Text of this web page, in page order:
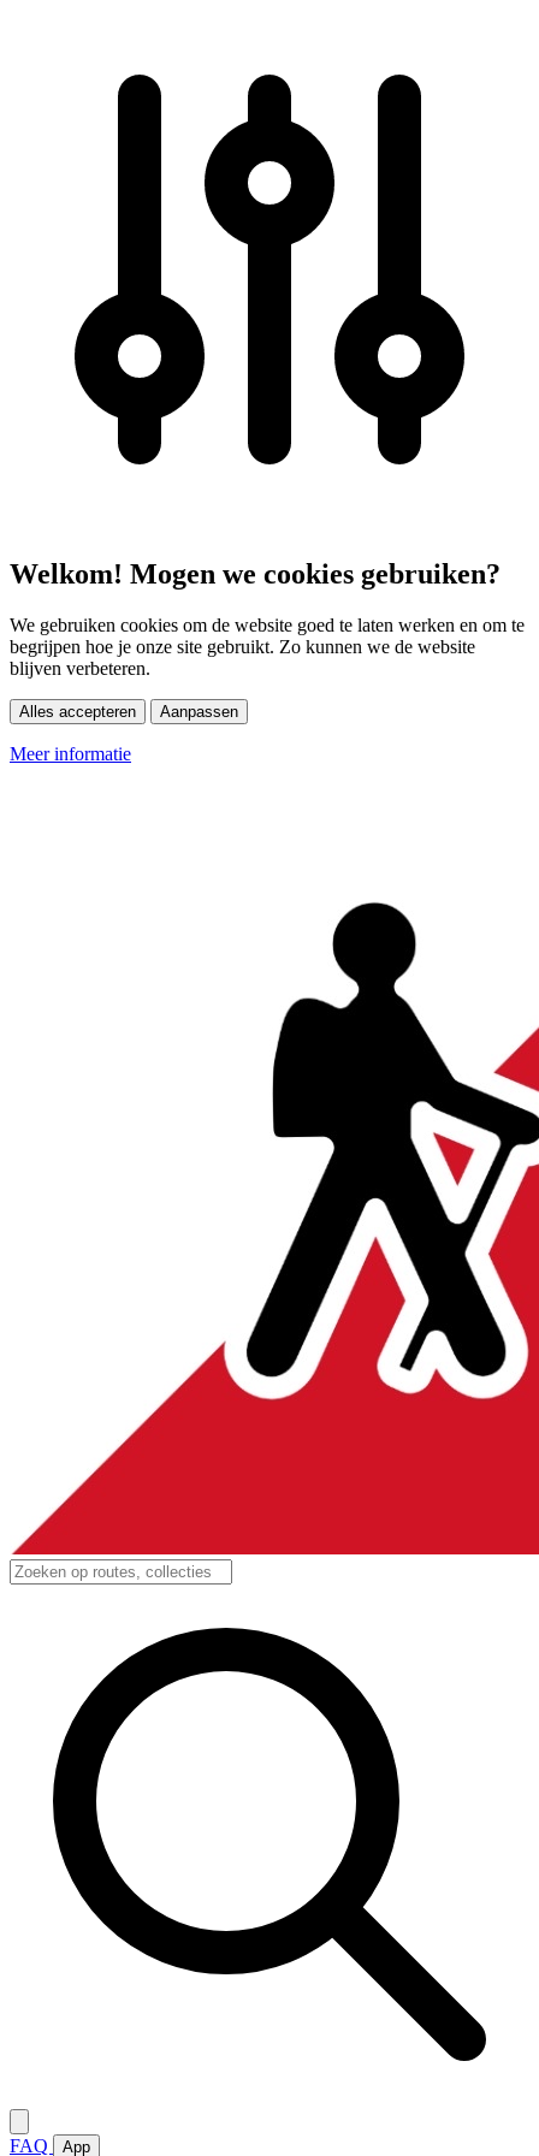
Welkom! Mogen we cookies gebruiken?
We gebruiken cookies om de website goed te laten werken en om te
begrijpen hoe je onze site gebruikt. Zo kunnen we de website
blijven verbeteren.
Alles accepteren Aanpassen
Meer informatie
FAQ App